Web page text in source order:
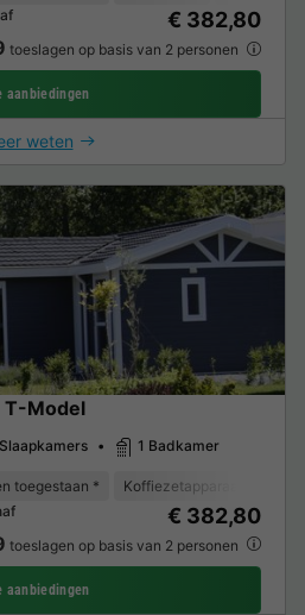
€ 382,80
toeslagen op basis van 2 personen
aanbiedingen
weten
T-Model
1 Badkamer
toegestaan * Koffiezetapparaat
€ 382,80
toeslagen op basis van 2 personen
aanbiedingen